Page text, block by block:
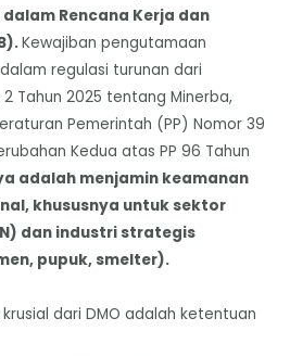
Rencana Kerja dan
Kewajiban pengutamaan
regulasi turunan dari
Tahun 2025 tentang Minerba,
Pemerintah (PP) Nomor 39
Kedua atas PP 96 Tahun
adalah menjamin keamanan
khususnya untuk sektor
dan industri strategis
pupuk, smelter).
dari DMO adalah ketentuan